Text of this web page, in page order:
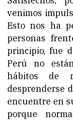
venimos
Esto nos ha
personas
principio, fue
Perú no
hábitos de
desprenderse
encuentre en
porque